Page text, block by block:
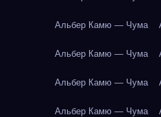
Альбер Камю — Чума
Альбер Камю — Чума
Альбер Камю — Чума
Альбер Камю — Чума